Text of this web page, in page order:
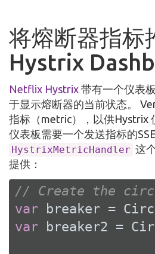
将熔断器指标
Hystrix
Netflix Hystrix 带有一个仪表
于显示熔断器的当前状态。
指标（metric），以供Hystrix
仪表板需要一个发送指标的
HystrixMetricHandler 这
提供：
// Create the
var breaker =
var breaker2 =